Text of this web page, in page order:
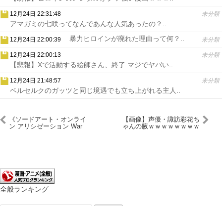
12月24日 22:31:48 未分類
アマガミの七咲ってなんであんな人気あったの？..
12月24日 22:00:39 未分類
暴力ヒロインが廃れた理由って何？..
12月24日 22:00:13 未分類
【悲報】Xで活動する絵師さん、終了 マジでヤバい..
12月24日 21:48:57 未分類
ベルセルクのガッツと同じ境遇でも立ち上がれる主人..
《ソードアート・オンライ
ン アリシゼーション War
【画像】声優・諏訪彩花ち
ゃんの腋ｗｗｗｗｗｗｗｗ
全般ランキング